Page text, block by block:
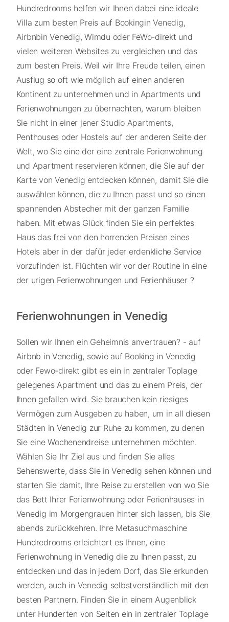
Hundredrooms helfen wir Ihnen dabei eine ideale
Villa zum besten Preis auf Bookingin Venedig,
Airbnbin Venedig, Wimdu oder FeWo-direkt und
vielen weiteren Websites zu vergleichen und das
zum besten Preis. Weil wir Ihre Freude teilen, einen
Ausflug so oft wie möglich auf einen anderen
Kontinent zu unternehmen und in Apartments und
Ferienwohnungen zu übernachten, warum bleiben
Sie nicht in einer jener Studio Apartments,
Penthouses oder Hostels auf der anderen Seite der
Welt, wo Sie eine der eine zentrale Ferienwohnung
und Apartment reservieren können, die Sie auf der
Karte von Venedig entdecken können, damit Sie die
auswählen können, die zu Ihnen passt und so einen
spannenden Abstecher mit der ganzen Familie
haben. Mit etwas Glück finden Sie ein perfektes
Haus das frei von den horrenden Preisen eines
Hotels aber in der dafür jeder erdenkliche Service
vorzufinden ist. Flüchten wir vor der Routine in eine
der urigen Ferienwohnungen und Ferienhäuser ?
Ferienwohnungen in Venedig
Sollen wir Ihnen ein Geheimnis anvertrauen? - auf
Airbnb in Venedig, sowie auf Booking in Venedig
oder Fewo-direkt gibt es ein in zentraler Toplage
gelegenes Apartment und das zu einem Preis, der
Ihnen gefallen wird. Sie brauchen kein riesiges
Vermögen zum Ausgeben zu haben, um in all diesen
Städten in Venedig zur Ruhe zu kommen, zu denen
Sie eine Wochenendreise unternehmen möchten.
Wählen Sie Ihr Ziel aus und finden Sie alles
Sehenswerte, dass Sie in Venedig sehen können und
starten Sie damit, Ihre Reise zu erstellen von wo Sie
das Bett Ihrer Ferienwohnung oder Ferienhauses in
Venedig im Morgengrauen hinter sich lassen, bis Sie
abends zurückkehren. Ihre Metasuchmaschine
Hundredrooms erleichtert es Ihnen, eine
Ferienwohnung in Venedig die zu Ihnen passt, zu
entdecken und das in jedem Dorf, das Sie erkunden
werden, auch in Venedig selbstverständlich mit den
besten Partnern. Finden Sie in einem Augenblick
unter Hunderten von Seiten ein in zentraler Toplage